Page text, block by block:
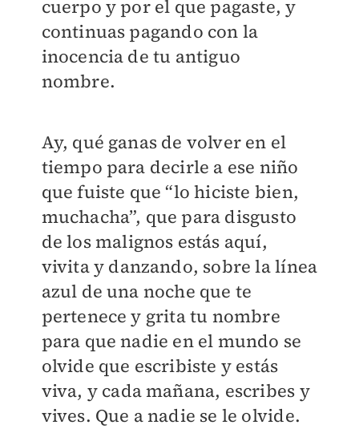
cuerpo y por el que pagaste, y
continuas pagando con la
inocencia de tu antiguo
nombre.
Ay, qué ganas de volver en el
tiempo para decirle a ese niño
que fuiste que “lo hiciste bien,
muchacha”, que para disgusto
de los malignos estás aquí,
vivita y danzando, sobre la línea
azul de una noche que te
pertenece y grita tu nombre
para que nadie en el mundo se
olvide que escribiste y estás
viva, y cada mañana, escribes y
vives. Que a nadie se le olvide.